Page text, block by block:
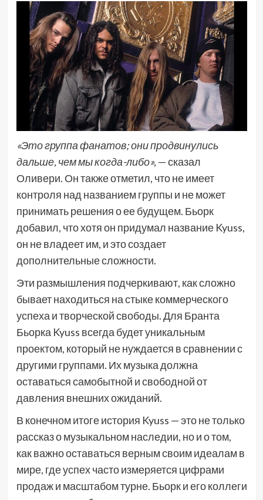
«Это группа фанатов; они продвинулись
дальше, чем мы когда-либо»,— сказал
Оливери. Он также отметил, что не имеет
контроля над названием группы и не может
принимать решения о ее будущем. Бьорк
добавил, что хотя он придумал название Kyuss,
он не владеет им, и это создает
дополнительные сложности.
Эти размышления подчеркивают, как сложно
бывает находиться на стыке коммерческого
успеха и творческой свободы. Для Бранта
Бьорка Kyuss всегда будет уникальным
проектом, который не нуждается в сравнении с
другими группами. Их музыка должна
оставаться самобытной и свободной от
давления внешних ожиданий.
В конечном итоге история Kyuss — это не только
рассказ о музыкальном наследии, но и о том,
как важно оставаться верным своим идеалам в
мире, где успех часто измеряется цифрами
продаж и масштабом турне. Бьорк и его коллеги